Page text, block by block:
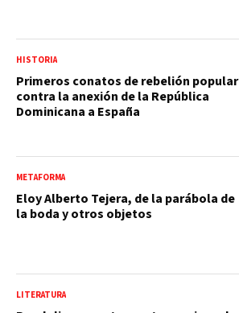
HISTORIA
Primeros conatos de rebelión popular
contra la anexión de la República
Dominicana a España
METAFORMA
Eloy Alberto Tejera, de la parábola de
la boda y otros objetos
LITERATURA